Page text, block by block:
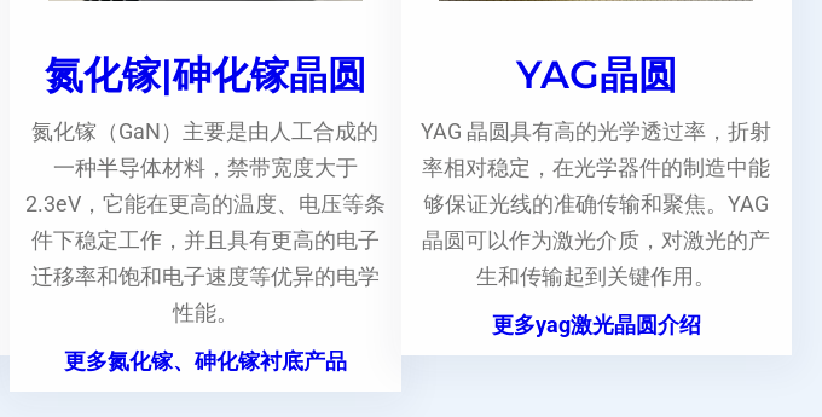
氮化镓|砷化镓晶圆
氮化镓（GaN）主要是由人工合成的
一种半导体材料，禁带宽度大于
2.3eV，它能在更高的温度、电压等条
件下稳定工作，并且具有更高的电子
迁移率和饱和电子速度等优异的电学
性能。
更多氮化镓、砷化镓衬底产品
YAG晶圆
YAG 晶圆具有高的光学透过率，折射
率相对稳定，在光学器件的制造中能
够保证光线的准确传输和聚焦。YAG
晶圆可以作为激光介质，对激光的产
生和传输起到关键作用。
更多yag激光晶圆介绍